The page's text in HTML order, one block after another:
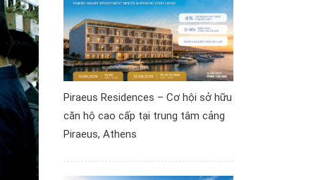
Piraeus Residences – Cơ hội sở hữu
căn hộ cao cấp tại trung tâm cảng
Piraeus, Athens